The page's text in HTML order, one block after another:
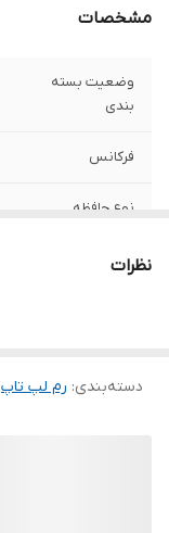
مشخصات
وضعیت بسته
بندی
فرکانس
نوع حافظه
ظرفیت کلینظرات
دسته‌بندی: رم لپ‌ تاپ